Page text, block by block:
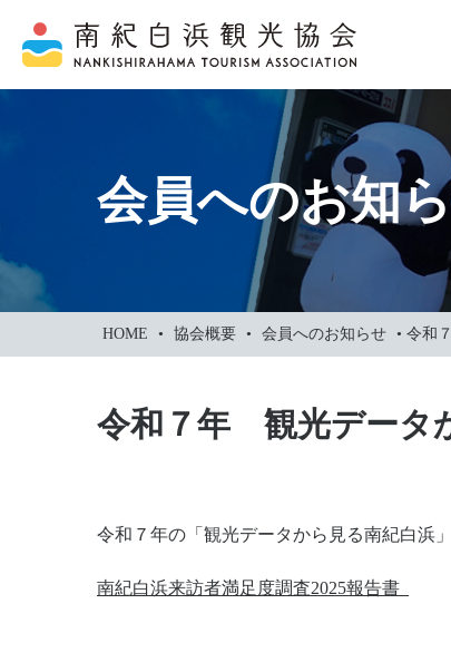
会員へのお知
HOME • 協会概要 • 会員へのお知らせ • 令和
令和７年 観光データ
令和７年の「観光データから見る南紀白浜
南紀白浜来訪者満足度調査2025報告書_